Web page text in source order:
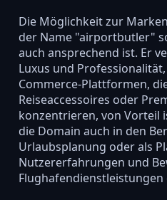
Die Möglichkeit zur
der Name "airportbutler"
auch ansprechend ist. Er
Luxus und
Commerce-Plattformen,
Reiseaccessoires oder
konzentrieren, von Vorteil
die Domain auch in den
Urlaubsplanung oder als
Nutzererfahrungen und